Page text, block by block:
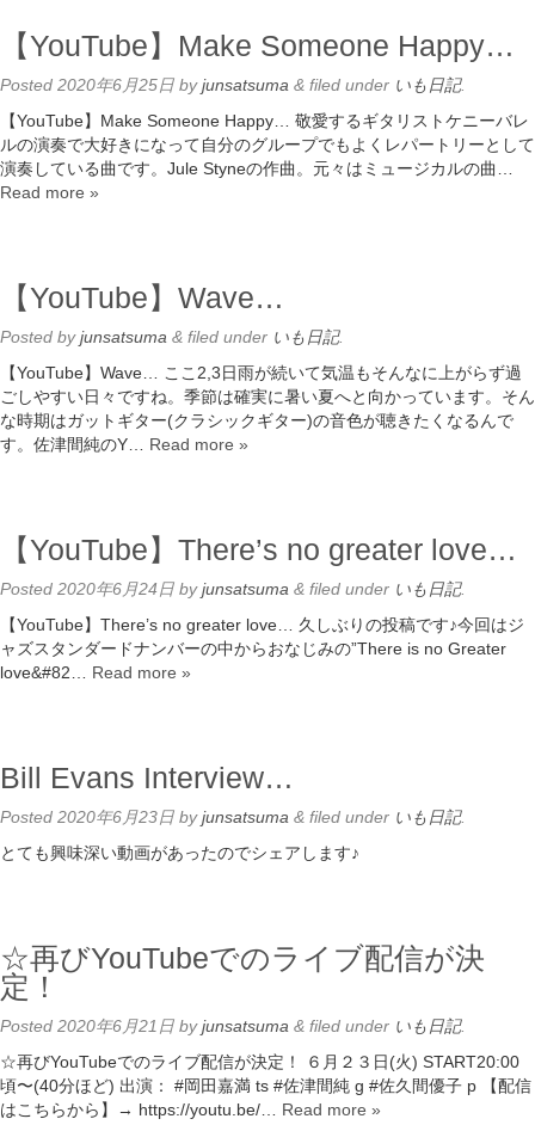
【YouTube】Make Someone Happy…
Posted 2020年6月25日 byjunsatsuma & filed under いも日記.
【YouTube】Make Someone Happy… 敬愛するギタリストケニーバレ
ルの演奏で大好きになって自分のグループでもよくレパートリーとして
演奏している曲です。Jule Styneの作曲。元々はミュージカルの曲…
Read more »
【YouTube】Wave…
Posted byjunsatsuma & filed under いも日記.
【YouTube】Wave… ここ2,3日雨が続いて気温もそんなに上がらず過
ごしやすい日々ですね。季節は確実に暑い夏へと向かっています。そん
な時期はガットギター(クラシックギター)の音色が聴きたくなるんで
す。佐津間純のY… Read more »
【YouTube】There’s no greater love…
Posted 2020年6月24日 byjunsatsuma & filed under いも日記.
【YouTube】There’s no greater love… 久しぶりの投稿です♪今回はジ
ャズスタンダードナンバーの中からおなじみの”There is no Greater
love&#82… Read more »
Bill Evans Interview…
Posted 2020年6月23日 byjunsatsuma & filed under いも日記.
とても興味深い動画があったのでシェアします♪
☆再びYouTubeでのライブ配信が決
定！
Posted 2020年6月21日 byjunsatsuma & filed under いも日記.
☆再びYouTubeでのライブ配信が決定！ ６月２３日(火) START20:00
頃〜(40分ほど) 出演： #岡田嘉満 ts #佐津間純 g #佐久間優子 p 【配信
はこちらから】→ https://youtu.be/… Read more »